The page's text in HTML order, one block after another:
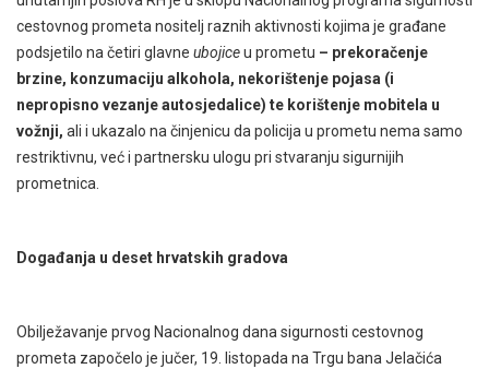
cestovnog prometa nositelj raznih aktivnosti kojima je građane
podsjetilo na četiri glavne ubojiceu prometu – prekoračenje
brzine, konzumaciju alkohola, nekorištenje pojasa (i
nepropisno vezanje autosjedalice) te korištenje mobitela u
vožnji, ali i ukazalo na činjenicu da policija u prometu nema samo
restriktivnu, već i partnersku ulogu pri stvaranju sigurnijih
prometnica.
Događanja u deset hrvatskih gradova
Obilježavanje prvog Nacionalnog dana sigurnosti cestovnog
prometa započelo je jučer, 19. listopada na Trgu bana Jelačića